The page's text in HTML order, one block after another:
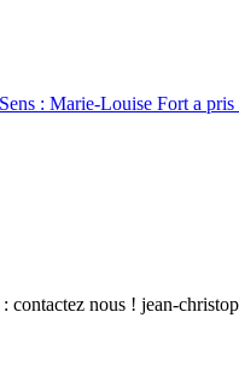
: Marie-Louise Fort a pris
nous ! jean-